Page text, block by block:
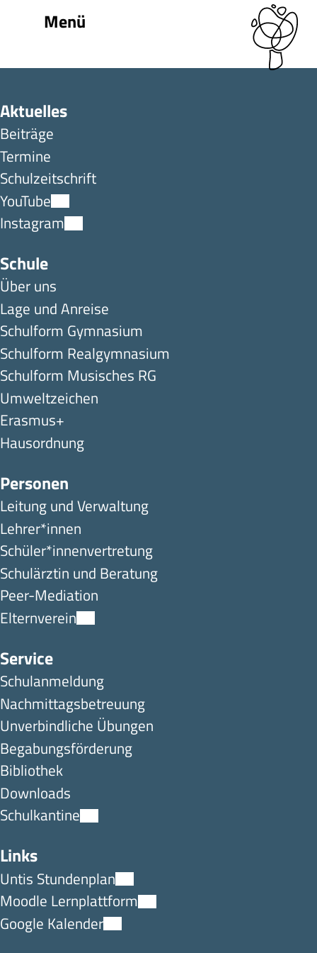
Menü
Aktuelles
Beiträge
Termine
Schulzeitschrift
YouTube
Instagram
Schule
Über uns
Lage und Anreise
Schulform Gymnasium
Schulform Realgymnasium
Schulform Musisches RG
Umweltzeichen
Erasmus+
Hausordnung
Personen
Leitung und Verwaltung
Lehrer*innen
Schüler*innen­ver­tretung
Schulärztin und Beratung
Peer-Mediation
Elternverein
Service
Schulanmeldung
Nachmittagsbetreuung
Unverbindliche Übungen
Begabungsförderung
Bibliothek
Downloads
Schulkantine
Links
Untis Stundenplan
Moodle Lernplattform
Google Kalender